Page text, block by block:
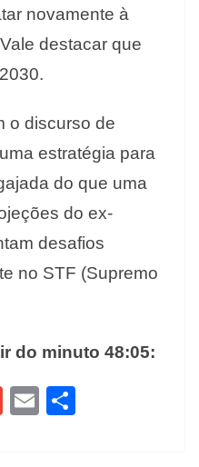
novamente à
destacar que
o discurso de
estratégia para
do que uma
do ex-
desafios
no STF (Supremo
do minuto 48:05:
G E